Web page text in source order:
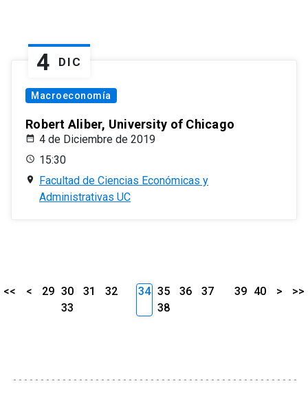
4 DIC
Macroeconomía
Robert Aliber, University of Chicago
4 de Diciembre de 2019
15:30
Facultad de Ciencias Económicas y
Administrativas UC
<< < 29 30 31
32
33
34 35 36
37
38
39 40 > >>